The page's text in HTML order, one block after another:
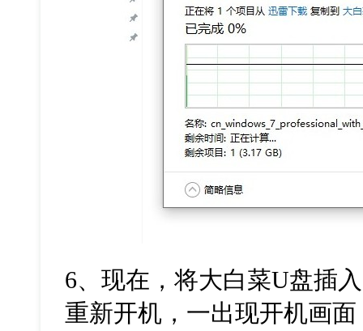
6、现在，将大白菜U盘插
重新开机，一出现开机画